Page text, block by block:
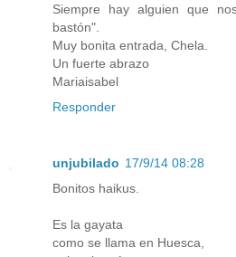
Siempre hay alguien que
bastón".
Muy bonita entrada, Chela.
Un fuerte abrazo
Mariaisabel
Responder
unjubilado 17/9/14 08:28
Bonitos haikus.
Es la gayata
como se llama en Huesca,